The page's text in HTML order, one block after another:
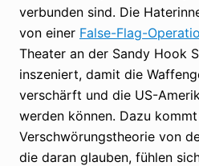
verbunden sind. Die
von einer False-Flag-
Theater an der Sandy Hook
inszeniert, damit die
verschärft und die US-
werden können. Dazu
Verschwörungstheorie von
die daran glauben, fühlen